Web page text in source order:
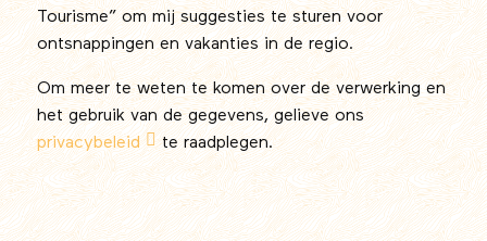
Tourisme” om mij suggesties te sturen voor
ontsnappingen en vakanties in de regio.
Om meer te weten te komen over de verwerking en
het gebruik van de gegevens, gelieve ons
privacybeleid
te raadplegen.